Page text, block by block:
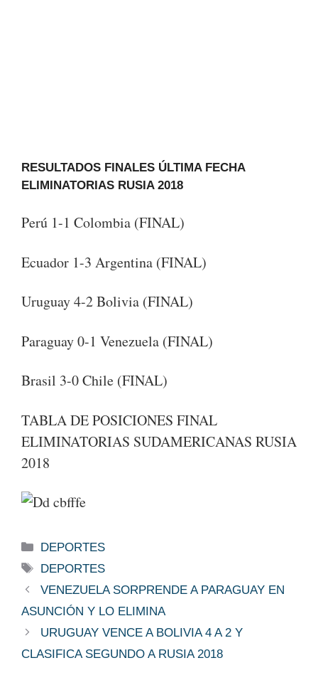
RESULTADOS FINALES ÚLTIMA FECHA
ELIMINATORIAS RUSIA 2018
Perú 1-1 Colombia (FINAL)
Ecuador 1-3 Argentina (FINAL)
Uruguay 4-2 Bolivia (FINAL)
Paraguay 0-1 Venezuela (FINAL)
Brasil 3-0 Chile (FINAL)
TABLA DE POSICIONES FINAL
ELIMINATORIAS SUDAMERICANAS RUSIA
2018
Categorías
DEPORTES
Etiquetas
DEPORTES
VENEZUELA SORPRENDE A PARAGUAY EN
ASUNCIÓN Y LO ELIMINA
URUGUAY VENCE A BOLIVIA 4 A 2 Y
CLASIFICA SEGUNDO A RUSIA 2018